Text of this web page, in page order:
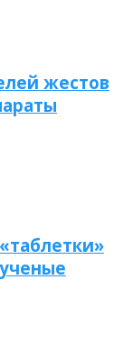
жестов